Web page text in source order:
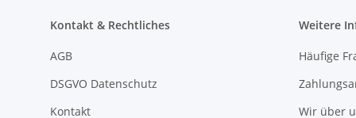
Kontakt & Rechtliches
AGB
DSGVO Datenschutz
Kontakt
Weitere
Häufige
Wir über